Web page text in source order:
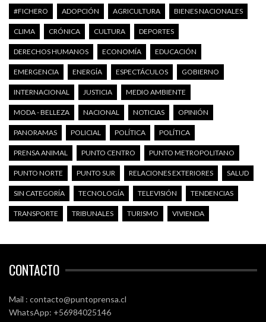
#FICHERO ADOPCIÓN AGRICULTURA BIENES NACIONALES
CLIMA CRÓNICA CULTURA DEPORTES
DERECHOS HUMANOS ECONOMÍA EDUCACIÓN
EMERGENCIA ENERGÍA ESPECTÁCULOS GOBIERNO
INTERNACIONAL JUSTICIA MEDIO AMBIENTE
MODA - BELLEZA NACIONAL NOTICIAS OPINIÓN
PANORAMAS POLICIAL POLÍTICA POLÍTICA
PRENSA ANIMAL PUNTO CENTRO PUNTO METROPOLITANO
PUNTO NORTE PUNTO SUR RELACIONES EXTERIORES SALUD
SIN CATEGORÍA TECNOLOGÍA TELEVISIÓN TENDENCIAS
TRANSPORTE TRIBUNALES TURISMO VIVIENDA
CONTACTO
Mail : contacto@puntoprensa.cl
WhatsApp: +56984025146